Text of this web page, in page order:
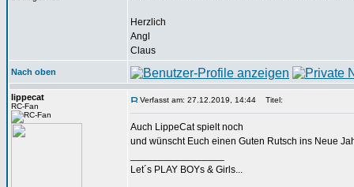
Herzlich
Angl
Claus
Nach oben
lippecat
RC-Fan
Verfasst am: 27.12.2019, 14:44 Titel:
Auch LippeCat spielt noch
und wünscht Euch einen Guten Rutsch ins Neue
Let´s PLAY BOYs & Girls...